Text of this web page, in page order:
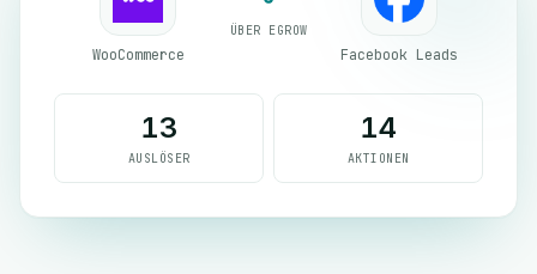
WooCommerce
ÜBER EGROW
Facebook Leads
13
AUSLÖSER
14
AKTIONEN